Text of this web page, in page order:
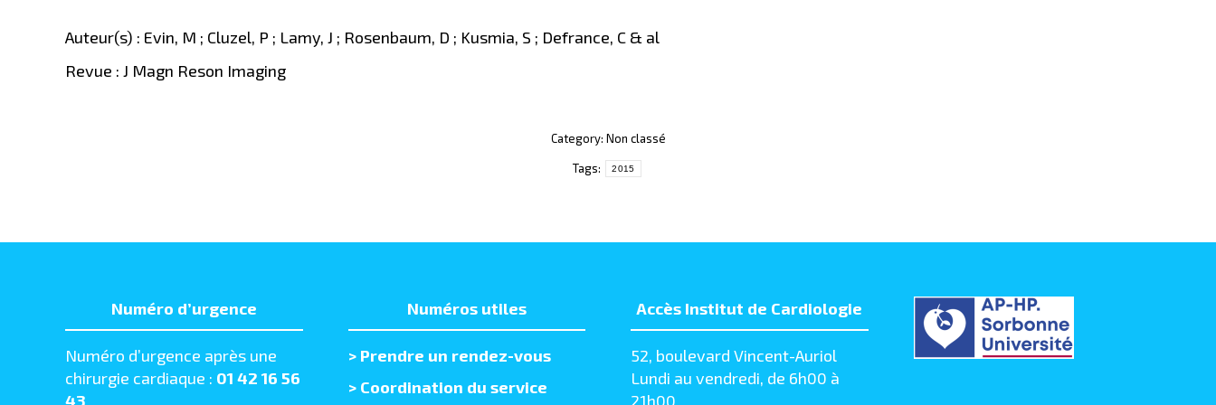
Auteur(s) : Evin, M ; Cluzel, P ; Lamy, J ; Rosenbaum, D ; Kusmia, S ; Defrance, C & al
Revue : J Magn Reson Imaging
Category: Non classé
Tags: 2015
Numéro d’urgence
Numéro d’urgence après une
chirurgie cardiaque : 01 42 16 56
43
Numéros utiles
> Prendre un rendez-vous
> Coordination du service
Accès Institut de Cardiologie
52, boulevard Vincent-Auriol
Lundi au vendredi, de 6h00 à
21h00